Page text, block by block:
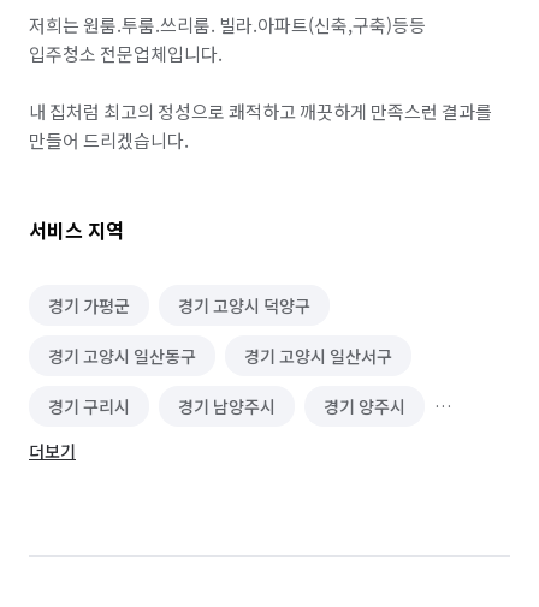
저희는 원룸.투룸.쓰리룸. 빌라.아파트(신축,구축)등등
입주청소 전문업체입니다.
내 집처럼 최고의 정성으로 쾌적하고 깨끗하게 만족스런 결과를
만들어 드리겠습니다.
서비스 지역
경기 가평군 경기 고양시 덕양구
경기 고양시 일산동구 경기 고양시 일산서구
경기 구리시 경기 남양주시 경기 양주시
서울 강남구
서울 도봉구 서울 동대문구 서울 마포구
더보기